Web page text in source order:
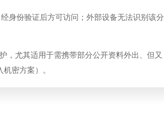
身份验证后方可访问；外部设备无法识别该分
，尤其适用于需携带部分公开资料外出、但又
密方案）。